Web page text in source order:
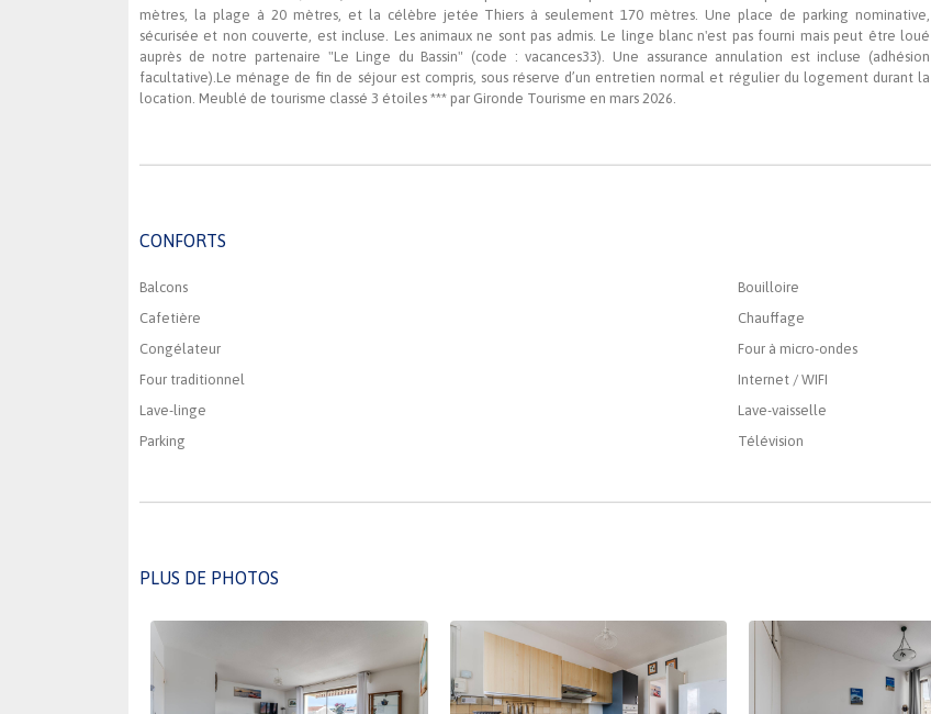
mètres, la plage à 20 mètres, et la célèbre jetée Thiers à seulement 170 mètres. Une place de parking nominative,
sécurisée et non couverte, est incluse. Les animaux ne sont pas admis. Le linge blanc n'est pas fourni mais peut être loué
auprès de notre partenaire "Le Linge du Bassin" (code : vacances33). Une assurance annulation est incluse (adhésion
facultative).Le ménage de fin de séjour est compris, sous réserve d’un entretien normal et régulier du logement durant la
location. Meublé de tourisme classé 3 étoiles *** par Gironde Tourisme en mars 2026.
CONFORTS
Balcons
Bouilloire
Cafetière
Chauffage
Congélateur
Four à micro-ondes
Four traditionnel
Internet / WIFI
Lave-linge
Lave-vaisselle
Parking
Télévision
PLUS DE PHOTOS